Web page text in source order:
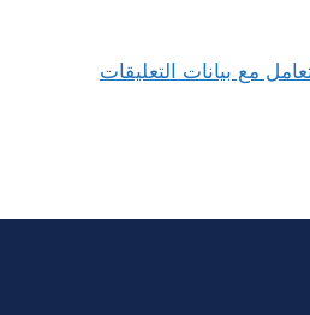
مع بيانات التعليقات